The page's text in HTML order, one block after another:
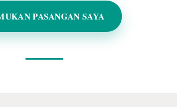
PASANGAN SAYA